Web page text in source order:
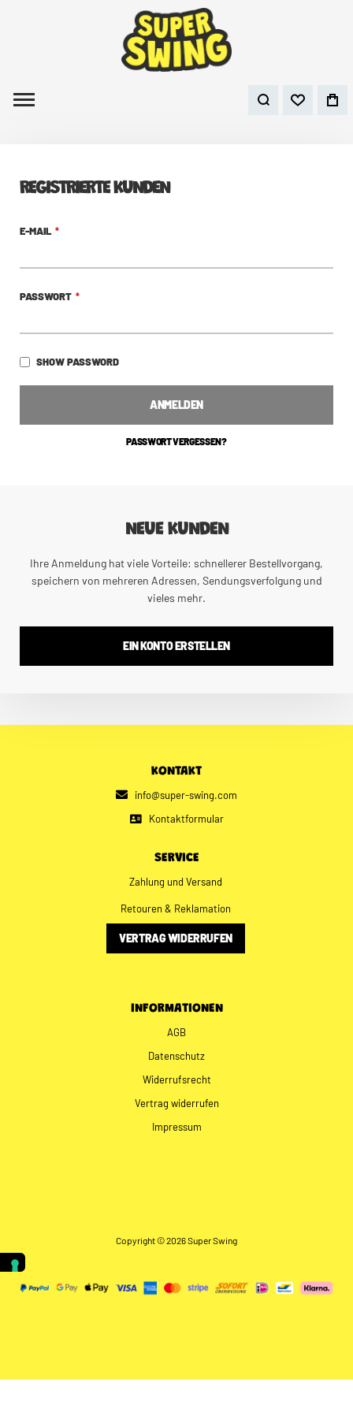
REGISTRIERTE KUNDEN
E-MAIL
PASSWORT
SHOW PASSWORD
ANMELDEN
PASSWORT VERGESSEN?
NEUE KUNDEN
Ihre Anmeldung hat viele Vorteile: schnellerer Bestellvorgang,
speichern von mehreren Adressen, Sendungsverfolgung und
vieles mehr.
EIN KONTO ERSTELLEN
KONTAKT
info@super-swing.com
Kontaktformular
SERVICE
Zahlung und Versand
Retouren & Reklamation
VERTRAG WIDERRUFEN
INFORMATIONEN
AGB
Datenschutz
Widerrufsrecht
Vertrag widerrufen
Impressum
Copyright © 2026 Super Swing